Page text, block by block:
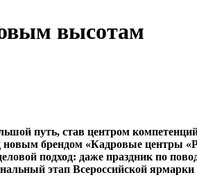
высотам
путь, став центром
брендом «Кадровые центры
подход: даже праздник по
этап Всероссийской ярмарки